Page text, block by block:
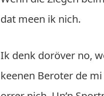
dat meen ik nich.
Ik denk doröver no,
keenen Beroter de